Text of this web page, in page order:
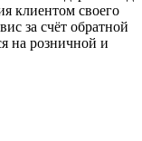
клиентом своего
за счёт обратной
на розничной и